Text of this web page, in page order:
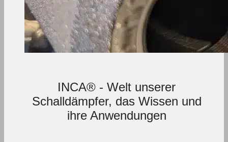
INCA® - Welt unserer
Schalldämpfer, das Wissen und
ihre Anwendungen